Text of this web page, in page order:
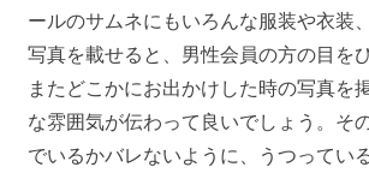
ールのサムネにもいろんな服装や衣装
写真を載せると、男性会員の方の目を
またどこかにお出かけした時の写真を
な雰囲気が伝わって良いでしょう。そ
でいるかバレないように、うつってい